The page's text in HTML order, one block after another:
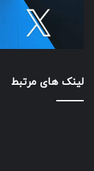
لینک های مرتبط